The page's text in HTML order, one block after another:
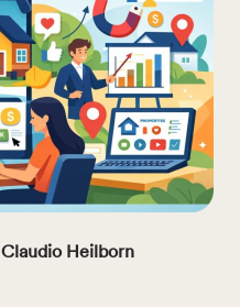
Claudio Heilborn